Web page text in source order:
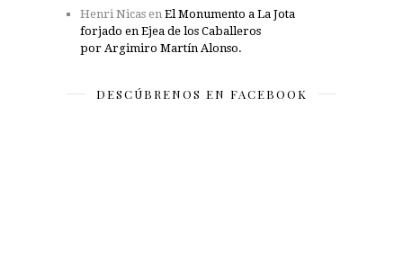
Henri Nicas en El Monumento a La Jota
forjado en Ejea de los Caballeros
por Argimiro Martín Alonso.
DESCÚBRENOS EN FACEBOOK